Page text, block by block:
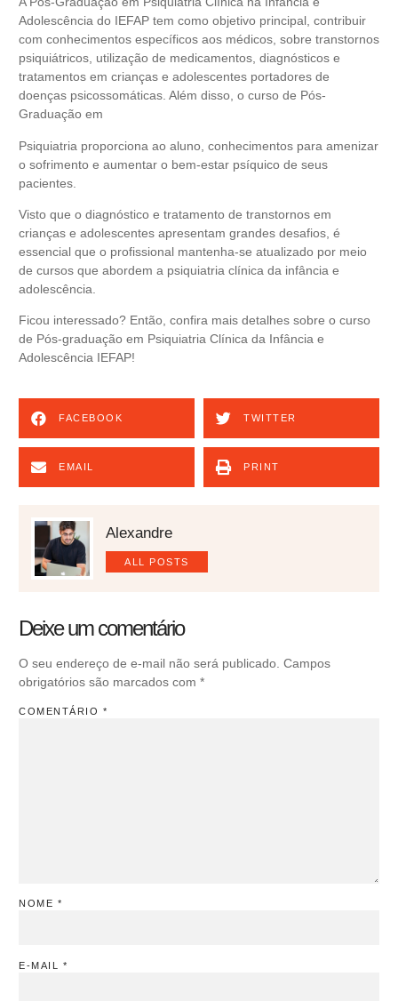
Adolescência do IEFAP tem como objetivo principal, contribuir
com conhecimentos específicos aos médicos, sobre transtornos
psiquiátricos, utilização de medicamentos, diagnósticos e
tratamentos em crianças e adolescentes portadores de
doenças psicossomáticas. Além disso, o curso de Pós-
Graduação em
Psiquiatria proporciona ao aluno, conhecimentos para amenizar
o sofrimento e aumentar o bem-estar psíquico de seus
pacientes.
Visto que o diagnóstico e tratamento de transtornos em
crianças e adolescentes apresentam grandes desafios, é
essencial que o profissional mantenha-se atualizado por meio
de cursos que abordem a psiquiatria clínica da infância e
adolescência.
Ficou interessado? Então, confira mais detalhes sobre o curso
de Pós-graduação em Psiquiatria Clínica da Infância e
Adolescência IEFAP!
FACEBOOK TWITTER
EMAIL PRINT
Alexandre
ALL POSTS
Deixe um comentário
O seu endereço de e-mail não será publicado. Campos
obrigatórios são marcados com *
COMENTÁRIO *
NOME *
E-MAIL *